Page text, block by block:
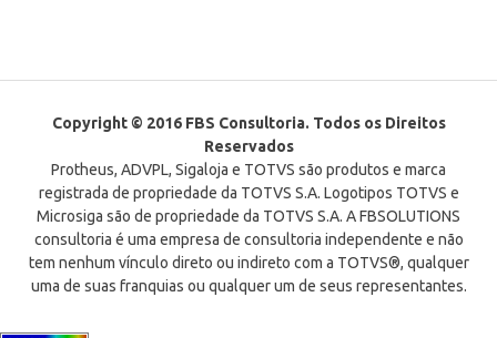
Copyright © 2016 FBS Consultoria. Todos os Direitos
Reservados
Protheus, ADVPL, Sigaloja e TOTVS são produtos e marca
registrada de propriedade da TOTVS S.A. Logotipos TOTVS e
Microsiga são de propriedade da TOTVS S.A. A FBSOLUTIONS
consultoria é uma empresa de consultoria independente e não
tem nenhum vínculo direto ou indireto com a TOTVS®, qualquer
uma de suas franquias ou qualquer um de seus representantes.